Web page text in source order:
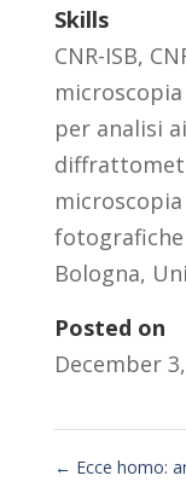
Skills
CNR-ISB,
per analisi
Bologna,
Posted on
December
← Ecce homo: